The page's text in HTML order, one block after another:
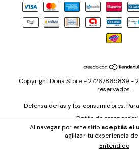
Al navegar por este sitio aceptás el
agilizar tu experiencia
Entendido
Copyright Dona Store - 27267865839 -
reservados.
Defensa de las y los consumidores.
Botón de